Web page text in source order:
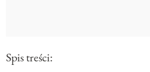
Spis treści: